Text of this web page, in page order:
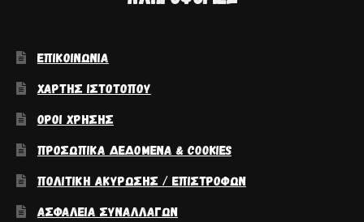
ΕΠΙΚΟΙΝΩΝΊΑ
ΧΆΡΤΗΣ ΙΣΤΟΤΌΠΟΥ
ΌΡΟΙ ΧΡΉΣΗΣ
ΠΡΟΣΩΠΙΚΆ ΔΕΔΟΜΈΝΑ & COOKIES
ΠΟΛΙΤΙΚΉ ΑΚΎΡΩΣΗΣ / ΕΠΙΣΤΡΟΦΏΝ
ΑΣΦΆΛΕΙΑ ΣΥΝΑΛΛΑΓΏΝ